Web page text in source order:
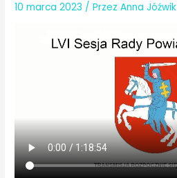
10 marca 2023 / PrzezAnna Jóźwik